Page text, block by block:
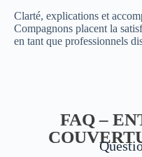
Clarté, explications et
Compagnons placent la
en tant que professionnels
FAQ –